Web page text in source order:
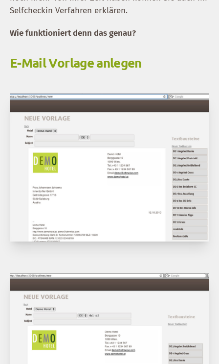
Selfcheckin Verfahren erklären.
Wie funktioniert denn das genau?
E-Mail Vorlage anlegen